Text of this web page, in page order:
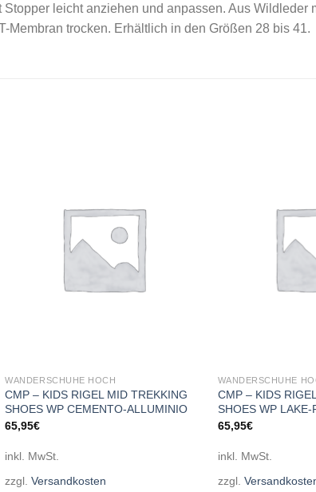
leicht anziehen und anpassen. Aus Wildleder
trocken. Erhältlich in den Größen 28 bis 41.
WANDERSCHUHE HOCH
CMP – KIDS RIGEL MID TREKKING
SHOES WP CEMENTO-ALLUMINIO
65,95€
inkl. MwSt.
zzgl.Versandkosten
WANDERSCHUHE
CMP – KIDS
SHOES WP LAKE-
65,95€
inkl. MwSt.
zzgl.